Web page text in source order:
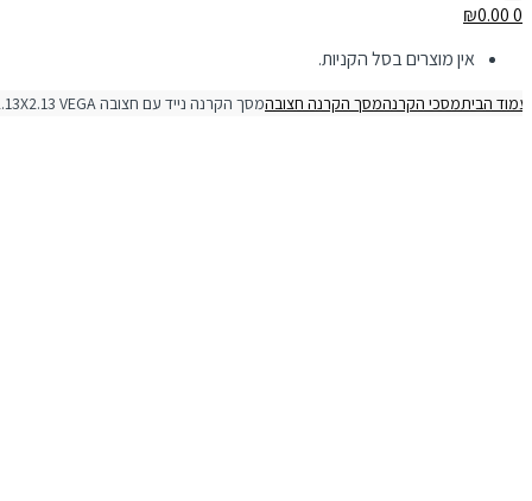
₪0.00
אין מוצרים בסל הקניות.
הביתמסכי הקרנהמסך הקרנה חצובהמסך הקרנה נייד עם חצובה 2.13X2.13 VEGA